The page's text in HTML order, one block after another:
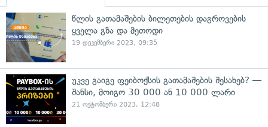
წლის გათამაშების ბილეთების დაგროვების
ყველა გზა და მეთოდი
19 დეკემბერი 2023, 09:35
უკვე გაიგე ფეიბოქსის გათამაშების შესახებ? —
შანსი, მოიგო 30 000 ან 10 000 ლარი
21 ოქტომბერი 2023, 12:48